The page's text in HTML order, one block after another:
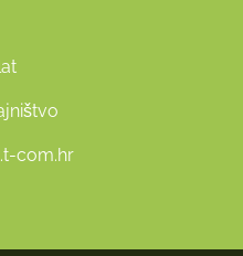
com.hr